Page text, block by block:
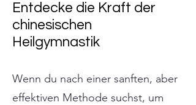
Entdecke die Kraft der
chinesischen
Heilgymnastik
Wenn du nach einer sanften, aber
effektiven Methode suchst, um